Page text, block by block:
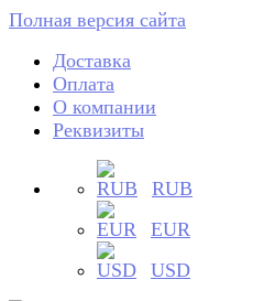
Полная версия сайта
Доставка
Оплата
О компании
Реквизиты
RUB
EUR
USD